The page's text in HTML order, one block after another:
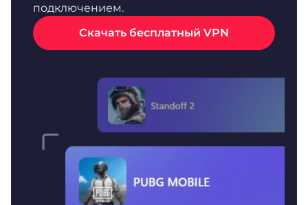
подключением.
Скачать бесплатный VPN